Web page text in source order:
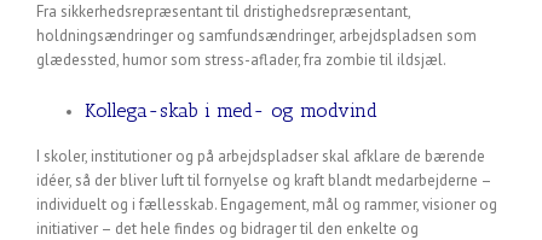
Fra sikkerhedsrepræsentant til dristighedsrepræsentant,
holdningsændringer og samfundsændringer, arbejdspladsen som
glædessted, humor som stress-aflader, fra zombie til ildsjæl.
Kollega-skab i med- og modvind
I skoler, institutioner og på arbejdspladser skal afklare de bærende
idéer, så der bliver luft til fornyelse og kraft blandt medarbejderne –
individuelt og i fællesskab. Engagement, mål og rammer, visioner og
initiativer – det hele findes og bidrager til den enkelte og